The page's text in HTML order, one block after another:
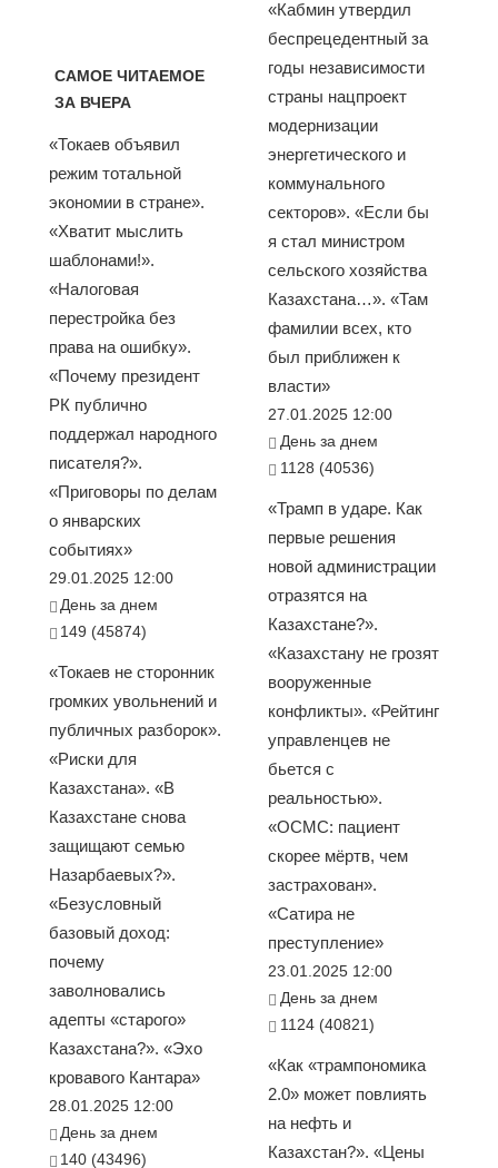
САМОЕ ЧИТАЕМОЕ
ЗА ВЧЕРА
«Токаев объявил
режим тотальной
экономии в стране».
«Хватит мыслить
шаблонами!».
«Налоговая
перестройка без
права на ошибку».
«Почему президент
РК публично
поддержал народного
писателя?».
«Приговоры по делам
о январских
событиях»
29.01.2025 12:00
День за днем
149 (45874)
«Токаев не сторонник
громких увольнений и
публичных разборок».
«Риски для
Казахстана». «В
Казахстане снова
защищают семью
Назарбаевых?».
«Безусловный
базовый доход:
почему
заволновались
адепты «старого»
Казахстана?». «Эхо
кровавого Кантара»
28.01.2025 12:00
День за днем
140 (43496)
«Кабмин утвердил
беспрецедентный за
годы независимости
страны нацпроект
модернизации
энергетического и
коммунального
секторов». «Если бы
я стал министром
сельского хозяйства
Казахстана…». «Там
фамилии всех, кто
был приближен к
власти»
27.01.2025 12:00
День за днем
1128 (40536)
«Трамп в ударе. Как
первые решения
новой администрации
отразятся на
Казахстане?».
«Казахстану не грозят
вооруженные
конфликты». «Рейтинг
управленцев не
бьется с
реальностью».
«ОСМС: пациент
скорее мёртв, чем
застрахован».
«Сатира не
преступление»
23.01.2025 12:00
День за днем
1124 (40821)
«Как «трампономика
2.0» может повлиять
на нефть и
Казахстан?». «Цены